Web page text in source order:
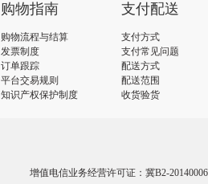
购物指南
购物流程与结算
发票制度
订单跟踪
平台交易规则
知识产权保护制度
支付配送
支付方式
支付常见问题
配送方式
配送范围
收货验货
增值电信业务经营许可证：冀B2-20140006